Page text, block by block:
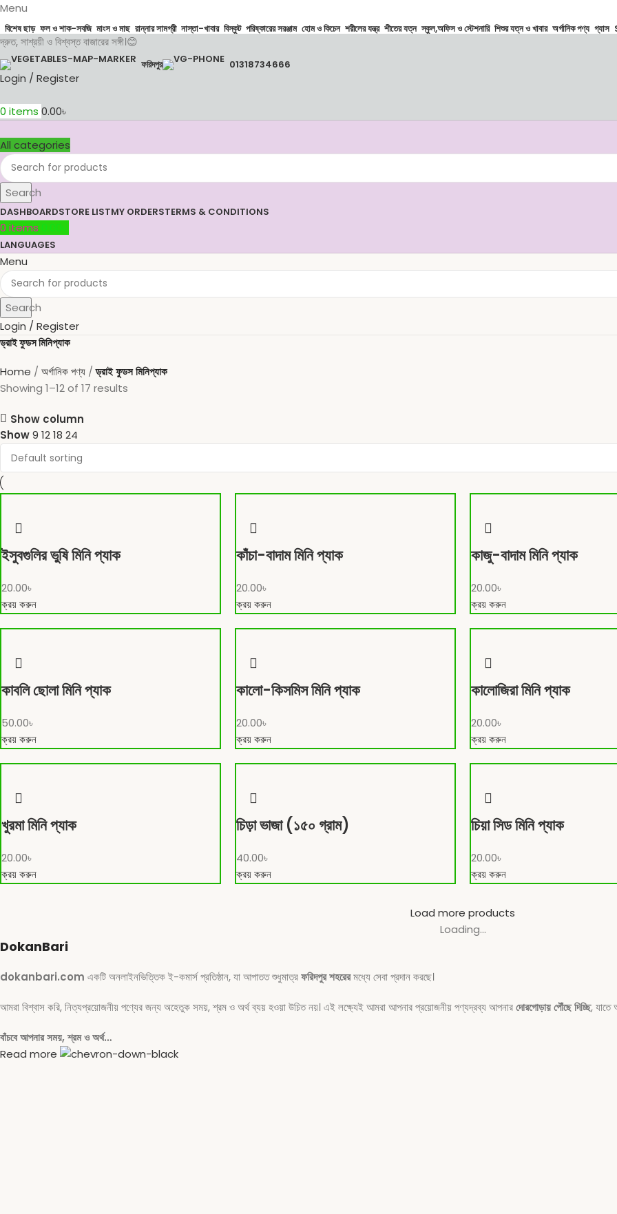
Menu
বিশেষ ছাড় ফল ও শাক-সবজি মাংস ও মাছ রান্নার সামগ্রী নাস্তা-খাবার বিস্কুট পরিষ্কারের সরঞ্জাম হোম ও কিচেন শরীলের যন্ত্র শীতের যত্ন স্কুল,অফিস ও স্টেশনারি শিশুর যত্ন ও খাবার অর্গানিক পণ্য গ্যাস
দ্রুত, সাশ্রয়ী ও বিশ্বস্ত বাজারের সঙ্গী।😊
ফরিদপুর 01318734666
Login / Register
0 items 0.00৳
All categories
Search
DASHBOARDSTORE LISTMY ORDERSTERMS & CONDITIONS
0 items
LANGUAGES
Menu
Search
Login / Register
ড্রাই ফুডস মিনিপ্যাক
Home
অর্গানিক পণ্য
ড্রাই ফুডস মিনিপ্যাক
Showing 1–12 of 17 results
Show column
Show9 1218 24
ইসুবগুলির ভুষি মিনি প্যাক
20.00৳
ক্রয় করুন
কাঁচা-বাদাম মিনি প্যাক
20.00৳
ক্রয় করুন
কাজু-বাদাম মিনি প্যাক
20.00৳
ক্রয় করুন
কাবলি ছোলা মিনি প্যাক
50.00৳
ক্রয় করুন
কালো-কিসমিস মিনি প্যাক
20.00৳
ক্রয় করুন
কালোজিরা মিনি প্যাক
20.00৳
ক্রয় করুন
খুরমা মিনি প্যাক
20.00৳
ক্রয় করুন
চিড়া ভাজা (১৫০ গ্রাম)
40.00৳
ক্রয় করুন
চিয়া সিড মিনি প্যাক
20.00৳
ক্রয় করুন
Load more products
Loading...
DokanBari
dokanbari.com একটি অনলাইনভিত্তিক ই-কমার্স প্রতিষ্ঠান, যা আপাতত শুধুমাত্রফরিদপুর শহরেরমধ্যে সেবা প্রদান করছে।
আমরা বিশ্বাস করি, নিত্যপ্রয়োজনীয় পণ্যের জন্য অহেতুক সময়, শ্রম ও অর্থ ব্যয় হওয়া উচিত নয়। এই লক্ষ্যেই আমরা আপনার প্রয়োজনীয় পণ্যদ্রব্য আপনারদোরগোড়ায় পৌঁছে দিচ্ছি, যাতে
বাঁচবে আপনার সময়, শ্রম ও অর্থ…
Read more